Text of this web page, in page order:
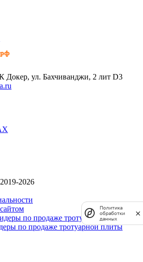
Докер, ул. Бахчиванджи, 2 лит D3
2026
по продаже тротуарной плиты
Политика
обработки
данных